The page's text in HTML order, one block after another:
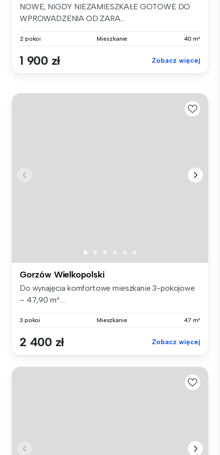
NOWE, NIGDY NIEZAMIESZKAŁE GOTOWE DO
WPROWADZENIA OD ZARA...
2 pokoi Mieszkanie 40 m²
1 900 zł Zobacz więcej
Gorzów Wielkopolski
Do wynajęcia komfortowe mieszkanie 3-pokojowe
– 47,90 m² ...
3 pokoi Mieszkanie 47 m²
2 400 zł Zobacz więcej